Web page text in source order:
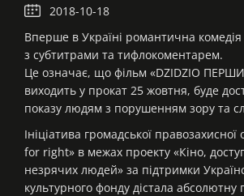
2018-10-18
Вперше в Україні романтична
з субтитрами та тифлокоментарем.
Це означає, що фільм «DZIDZIO
виходить у прокат 25 жовтня, буде
показу людям з порушенням зору та
Ініціатива громадської правозахисної
for right» в межах проекту «Кіно,
незрячих людей» за підтримки
культурного фонду дістала абсолютну